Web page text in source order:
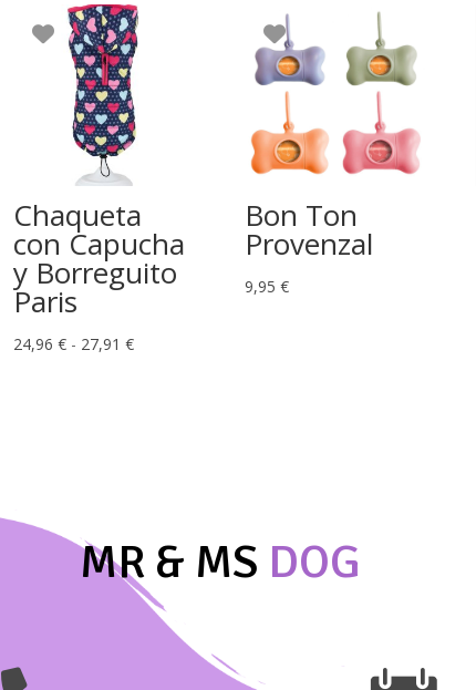
Chaqueta
con Capucha
y Borreguito
Paris
24,96 € - 27,91 €Rango
Bon Ton
Provenzal
9,95 €
MR & MS DOG